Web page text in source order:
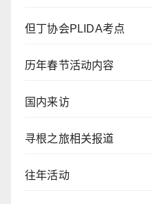
但丁协会PLIDA考点
历年春节活动内容
国内来访
寻根之旅相关报道
往年活动